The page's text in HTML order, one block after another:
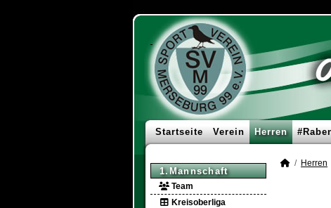
Startseite Verein Herren
1.Mannschaft
Team
Kreisoberliga
Herren